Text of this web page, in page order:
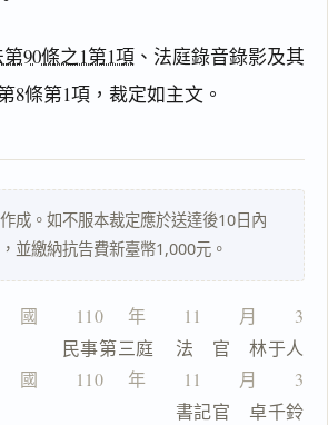
90條之1第1項 、法庭錄音錄影及其
8條第1項，裁定如主文。
成。如不服本裁定應於送達後10日內
並繳納抗告費新臺幣1,000元。
國　　110 　年　　11　　月　　30
民事第三庭    法　官　林于人
國　　110 　年　　11　　月　　30
                              書記官　卓千鈴
文
複
文